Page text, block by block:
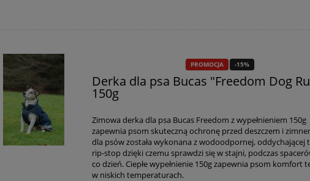
PROMOCJA -15%
Derka dla psa Bucas "Freedom Dog
150g
Zimowa derka dla psa Bucas Freedom z wypełnieniem 150g
zapewnia psom skuteczną ochronę przed deszczem i
dla psów została wykonana z wodoodpornej, oddychającej
rip-stop dzięki czemu sprawdzi się w stajni, podczas
co dzień. Ciepłe wypełnienie 150g zapewnia psom komfort
w niskich temperaturach.